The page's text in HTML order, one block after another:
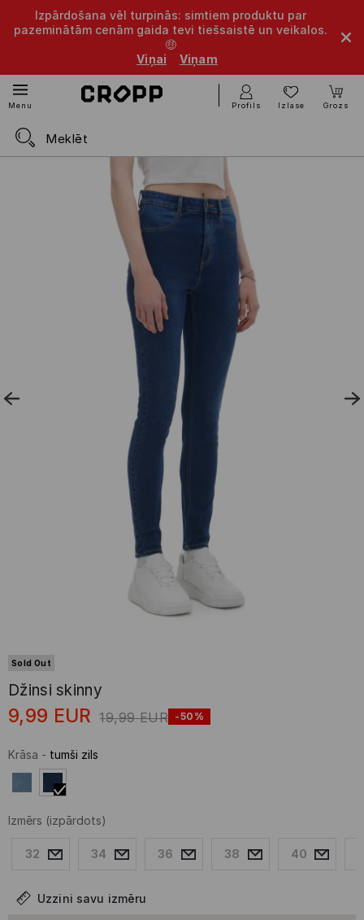
Izpārdošana vēl turpinās: simtiem produktu par
pazeminātām cenām gaida tevi tiešsaistē un veikalos.
🤑
Viņai
Viņam
Menu Profils Izlase Grozs
Sold Out
Džinsi skinny
9,99 EUR 19,99 EUR -50%
Krāsa - tumši zils
Izmērs (izpārdots)
32 34 36 38 40
Uzzini savu izmēru